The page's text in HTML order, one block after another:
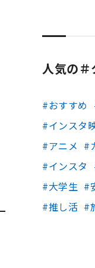
人気の＃
おすすめ
インスタ
アニメ
インスタ
大学生
推し活